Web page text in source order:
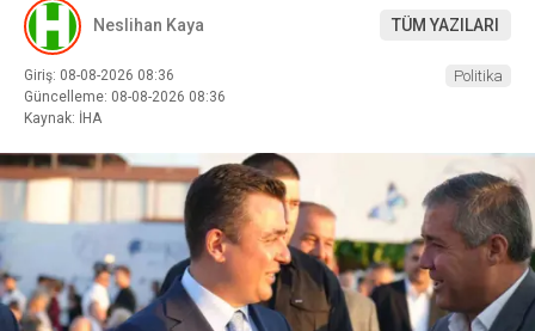
Neslihan Kaya TÜM YAZILARI
Giriş: 08-08-2026 08:36
Güncelleme: 08-08-2026 08:36
Kaynak: İHA
Politika